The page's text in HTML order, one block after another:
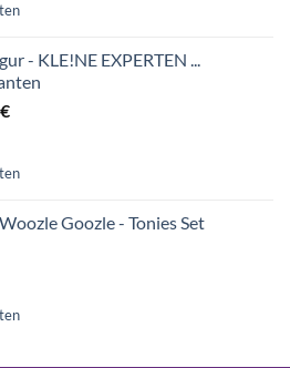
15,75€.
- KLE!NE EXPERTEN ...
€Aktueller
15,75€.
Goozle - Tonies Set